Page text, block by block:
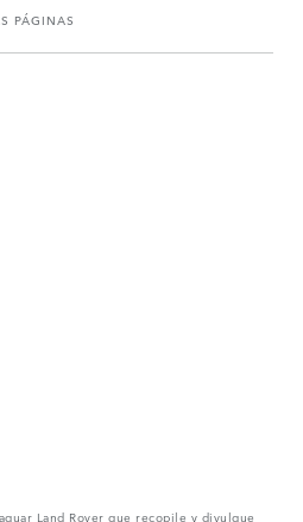
PÁGINAS
Land Rover que recopile y divulgue